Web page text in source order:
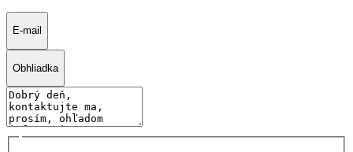
E-mail
Obhliadka